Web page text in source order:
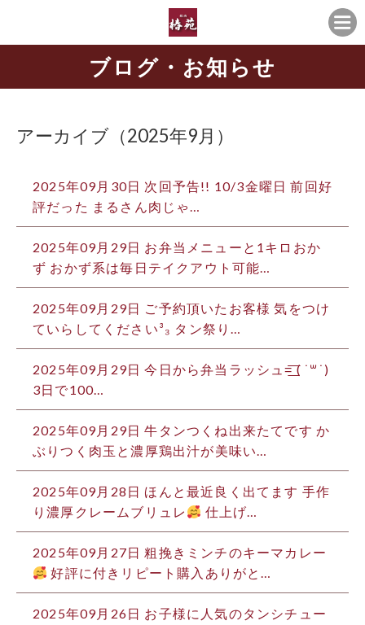
ブログ・お知らせ
アーカイブ（2025年9月）
2025年09月30日 次回予告!! 10/3金曜日 前回好
評だった まるさん肉じゃ…
2025年09月29日 お弁当メニューと1キロおか
ず おかず系は毎日テイクアウト可能…
2025年09月29日 ご予約頂いたお客様 気をつけ
ていらしてください³₃ タン祭り…
2025年09月29日 今日から弁当ラッシュ=͟͟͞͞ ( ˙꒳​˙)
3日で100…
2025年09月29日 牛タンつくね出来たてです か
ぶりつく肉玉と濃厚鶏出汁が美味い…
2025年09月28日 ほんと最近良く出てます 手作
り濃厚クレームブリュレ
仕上げ…
2025年09月27日 粗挽きミンチのキーマカレー
好評に付きリピート購入ありがと…
2025年09月26日 お子様に人気のタンシチュー